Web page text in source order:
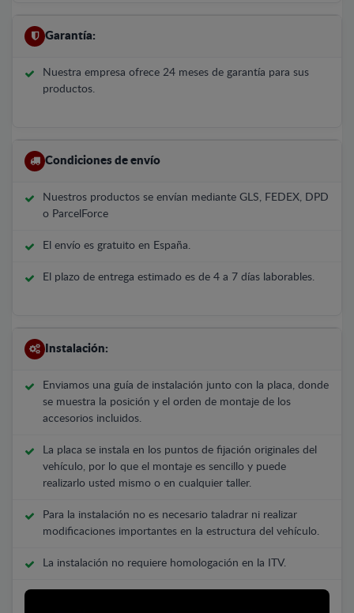
Garantía:
Nuestra empresa ofrece 24 meses de garantía para sus
productos.
Condiciones de envío
Nuestros productos se envían mediante GLS, FEDEX, DPD
o ParcelForce
El envío es gratuito en España.
El plazo de entrega estimado es de 4 a 7 días laborables.
Instalación:
Enviamos una guía de instalación junto con la placa, donde
se muestra la posición y el orden de montaje de los
accesorios incluidos.
La placa se instala en los puntos de fijación originales del
vehículo, por lo que el montaje es sencillo y puede
realizarlo usted mismo o en cualquier taller.
Para la instalación no es necesario taladrar ni realizar
modificaciones importantes en la estructura del vehículo.
La instalación no requiere homologación en la ITV.